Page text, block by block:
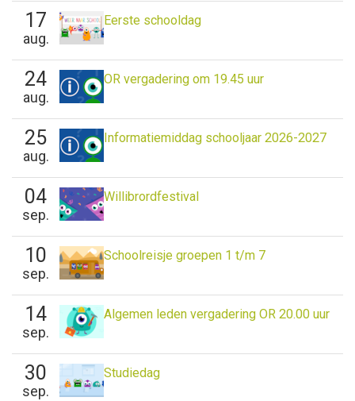
17
aug.
Eerste schooldag
24
aug.
OR vergadering om 19.45 uur
25
aug.
Informatiemiddag schooljaar 2026-2027
04
sep.
Willibrordfestival
10
sep.
Schoolreisje groepen 1 t/m 7
14
sep.
Algemen leden vergadering OR 20.00 uur
30
sep.
Studiedag